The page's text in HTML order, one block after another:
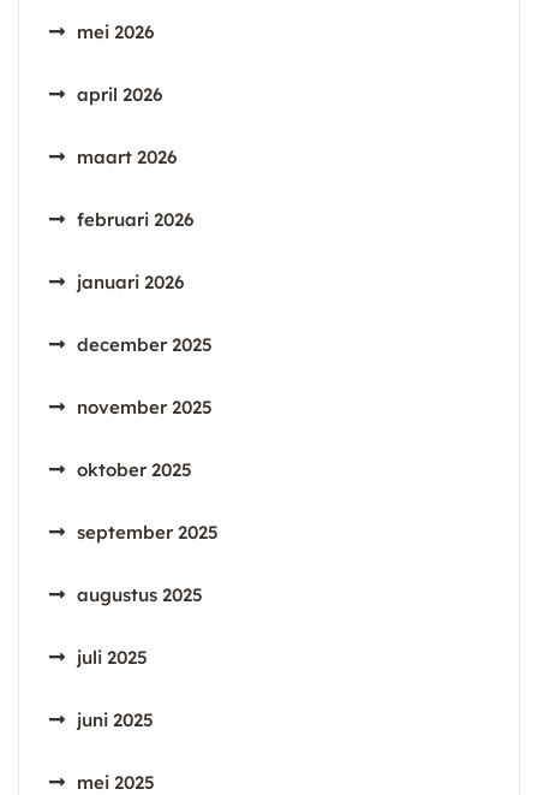
mei 2026
april 2026
maart 2026
februari 2026
januari 2026
december 2025
november 2025
oktober 2025
september 2025
augustus 2025
juli 2025
juni 2025
mei 2025